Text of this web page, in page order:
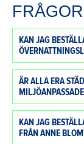
KAN JAG
ÄR ALLA ERA
KAN JAG
FRÅN ANNE